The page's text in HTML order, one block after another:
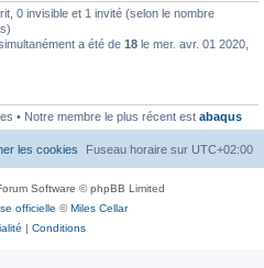
0 invisible et 1 invité (selon le nombre
a été de 18 le mer. avr. 01 2020,
• Notre membre le plus récent est abaqus
Fuseau horaire sur UTC+02:00
les cookies
Software © phpBB Limited
officielle ©Miles Cellar
| Conditions